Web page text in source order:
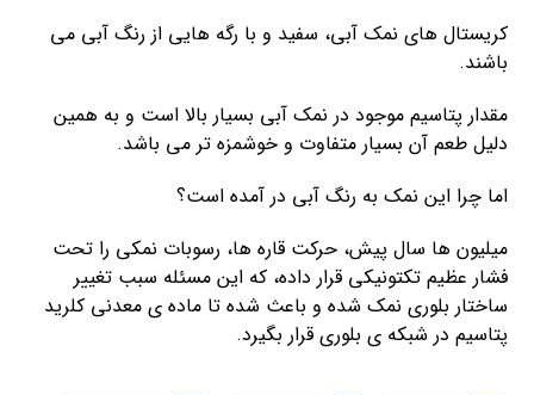
کریستال های نمک آبی، سفید و با رگه هایی از رنگ آبی می
باشند.
مقدار پتاسیم موجود در نمک آبی بسیار بالا است و به همین
دلیل طعم آن بسیار متفاوت و خوشمزه تر می باشد.
اما چرا این نمک به رنگ آبی در آمده است؟
میلیون ها سال پیش، حرکت قاره ها، رسوبات نمکی را تحت
فشار عظیم تکتونیکی قرار داده، که این مسئله سبب تغییر
ساختار بلوری نمک شده و باعث شده تا ماده ی معدنی کلرید
پتاسیم در شبکه ی بلوری قرار بگیرد.